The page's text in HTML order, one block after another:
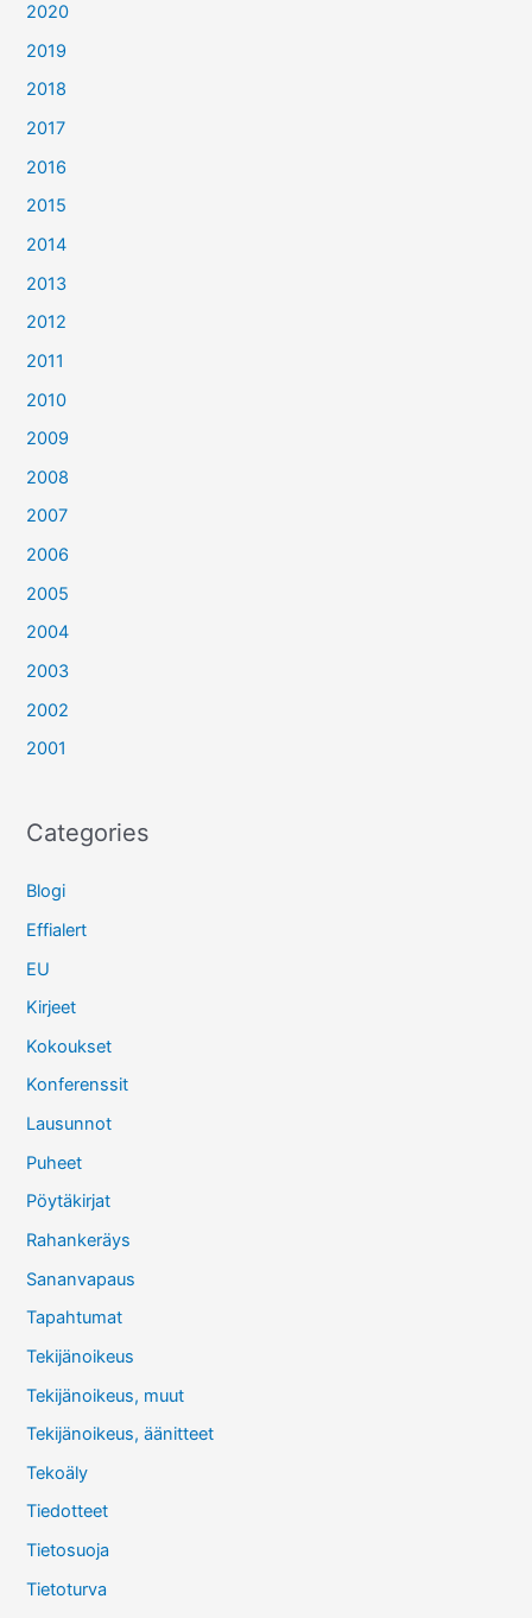
2020
2019
2018
2017
2016
2015
2014
2013
2012
2011
2010
2009
2008
2007
2006
2005
2004
2003
2002
2001
Categories
Blogi
Effialert
EU
Kirjeet
Kokoukset
Konferenssit
Lausunnot
Puheet
Pöytäkirjat
Rahankeräys
Sananvapaus
Tapahtumat
Tekijänoikeus
Tekijänoikeus, muut
Tekijänoikeus, äänitteet
Tekoäly
Tiedotteet
Tietosuoja
Tietoturva